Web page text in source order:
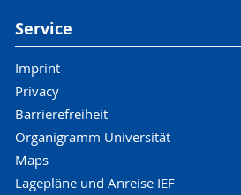
Service
Imprint
Privacy
Barrierefreiheit
Organigramm Universität
Maps
Lagepläne und Anreise IEF